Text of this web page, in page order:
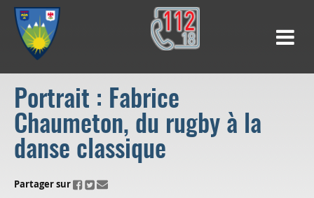
Portrait : Fabrice
Chaumeton, du rugby à la
danse classique
ui.fo.accessibility.echappement.partage
Partager sur